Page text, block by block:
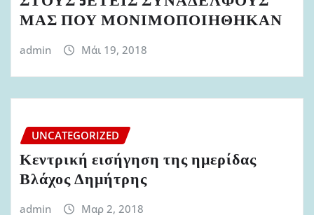
ΜΑΣ ΠΟΥ ΜΟΝΙΜΟΠΟΙΗΘΗΚΑΝ
admin Μάι 19, 2018
UNCATEGORIZED
Κεντρική εισήγηση της ημερίδας
Βλάχος Δημήτρης
admin Μαρ 2, 2018